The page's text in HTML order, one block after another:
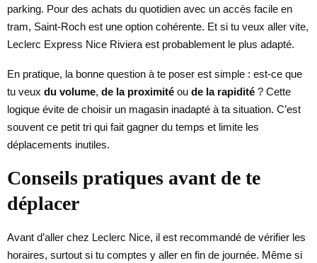
parking. Pour des achats du quotidien avec un accès facile en
tram, Saint-Roch est une option cohérente. Et si tu veux aller vite,
Leclerc Express Nice Riviera est probablement le plus adapté.
En pratique, la bonne question à te poser est simple : est-ce que
tu veux du volume, de la proximité ou de la rapidité ? Cette
logique évite de choisir un magasin inadapté à ta situation. C’est
souvent ce petit tri qui fait gagner du temps et limite les
déplacements inutiles.
Conseils pratiques avant de te
déplacer
Avant d’aller chez Leclerc Nice, il est recommandé de vérifier les
horaires, surtout si tu comptes y aller en fin de journée. Même si